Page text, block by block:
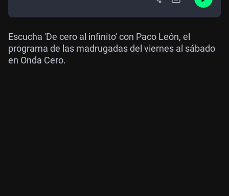
Escucha 'De cero al infinito' con Paco León, el
programa de las madrugadas del viernes al sábado
en Onda Cero.